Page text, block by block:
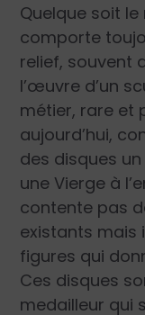
Quelque soit
comporte
relief, souvent
l’œuvre d’un
métier, rare et
aujourd’hui,
des disques
une Vierge à
contente pas
existants mais
figures qui
Ces disques
medailleur qui